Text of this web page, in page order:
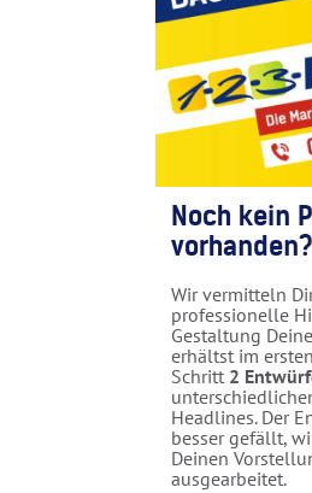
Noch kein
vorhanden?
Wir vermitteln
professionelle
Gestaltung
erhältst im ersten
Schritt 2
Headlines. Der
besser gefällt,
Deinen
ausgearbeitet.